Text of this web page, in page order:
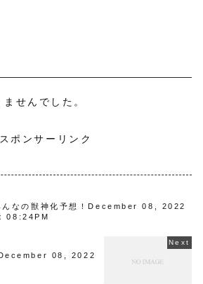
せんでした。
スポンサーリンク
んなの獣神化予想！December 08, 2022
08:24PM
December 08, 2022